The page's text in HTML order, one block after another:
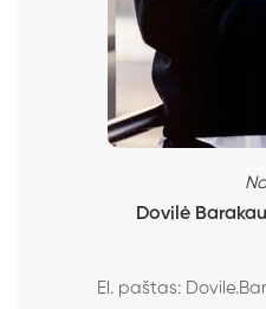
Dovilė
El. paštas: